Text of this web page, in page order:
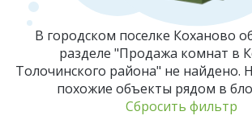
В городском поселке Коханово
разделе "Продажа комнат в
Толочинского района" не найдено.
похожие объекты рядом в
Сбросить фильтр